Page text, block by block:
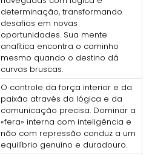
determinação, transformando
desafios em novas
oportunidades. Sua mente
analítica encontra o caminho
mesmo quando o destino dá
curvas bruscas.
O controle da força interior e da
paixão através da lógica e da
comunicação precisa. Dominar a
«fera» interna com inteligência e
não com repressão conduz a um
equilíbrio genuíno e duradouro.